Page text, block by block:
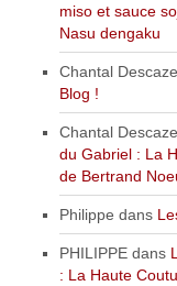
miso et sauce
Nasu dengaku
Chantal
Blog !
Chantal
du Gabriel : La
de Bertrand
Philippe dans
PHILIPPE dans
: La Haute